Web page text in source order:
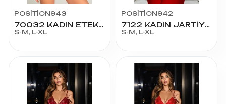
POSİTİON943
70032 KADIN ETEKLİ SÜTYEN TAKIM
S-M, L-XL
POSİTİON942
7122 KADIN JARTİYERLİ TAKIM
S-M, L-XL